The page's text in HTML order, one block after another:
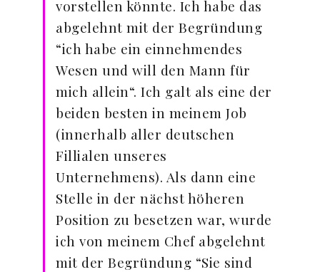
vorstellen könnte. Ich habe das
abgelehnt mit der Begründung
“ich habe ein einnehmendes
Wesen und will den Mann für
mich allein“. Ich galt als eine der
beiden besten in meinem Job
(innerhalb aller deutschen
Fillialen unseres
Unternehmens). Als dann eine
Stelle in der nächst höheren
Position zu besetzen war, wurde
ich von meinem Chef abgelehnt
mit der Begründung “Sie sind